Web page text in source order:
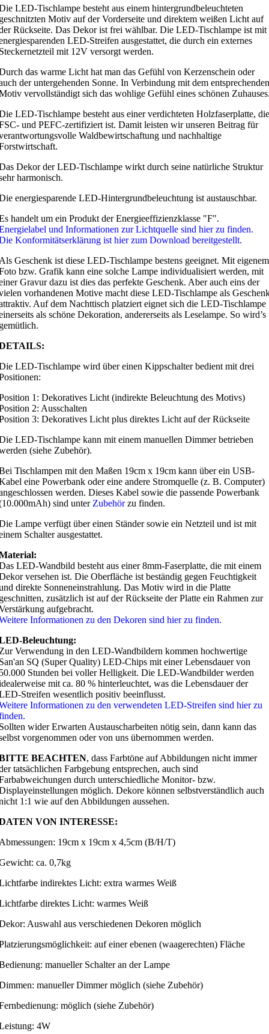
LED-Tischlampe besteht aus einem hintergrundbeleuchteten
Motiv auf der Vorderseite und direktem weißen Licht auf
Rückseite. Das Dekor ist frei wählbar. Die LED-Tischlampe ist mit
LED-Streifen ausgestattet, die durch ein externes
mit 12V versorgt werden.
das warme Licht hat man das Gefühl von Kerzenschein oder
der untergehenden Sonne. In Verbindung mit dem entsprechenden
vervollständigt sich das wohlige Gefühl eines schönen
LED-Tischlampe besteht aus einer verdichteten Holzfaserplatte, die
und PEFC-zertifiziert ist. Damit leisten wir unseren Beitrag für
Waldbewirtschaftung und nachhaltige
Dekor der LED-Tischlampe wirkt durch seine natürliche Struktur
harmonisch.
energiesparende LED-Hintergrundbeleuchtung ist austauschbar.
handelt um ein Produkt der Energieeffizienzklasse "F".
und Informationen zur Lichtquelle sind hier zu finden.
Konformitätserklärung ist hier zum Download bereitgestellt.
Geschenk ist diese LED-Tischlampe bestens geeignet. Mit eigenem
bzw. Grafik kann eine solche Lampe individualisiert werden, mit
Gravur dazu ist dies das perfekte Geschenk. Aber auch eins der
vorhandenen Motive macht diese LED-Tischlampe als
Auf dem Nachttisch platziert eignet sich die LED-Tischlampe
als schöne Dekoration, andererseits als Leselampe. So wird’s
LED-Tischlampe wird über einen Kippschalter bedient mit drei
1: Dekoratives Licht (indirekte Beleuchtung des Motivs)
2: Ausschalten
3: Dekoratives Licht plus direktes Licht auf der Rückseite
LED-Tischlampe kann mit einem manuellen Dimmer betrieben
(siehe Zubehör).
Tischlampen mit den Maßen 19cm x 19cm kann über ein USB-
eine Powerbank oder eine andere Stromquelle (z. B. Computer)
werden. Dieses Kabel sowie die passende Powerbank
sind unter Zubehörzu finden.
Lampe verfügt über einen Ständer sowie ein Netzteil und ist mit
Schalter ausgestattet.
LED-Wandbild besteht aus einer 8mm-Faserplatte, die mit einem
versehen ist. Die Oberfläche ist beständig gegen Feuchtigkeit
direkte Sonneneinstrahlung. Das Motiv wird in die Platte
zusätzlich ist auf der Rückseite der Platte ein Rahmen zur
aufgebracht.
Informationen zu den Dekoren sind hier zu finden.
Beleuchtung:
Verwendung in den LED-Wandbildern kommen hochwertige
SQ (Super Quality) LED-Chips mit einer Lebensdauer von
Stunden bei voller Helligkeit. Die LED-Wandbilder werden
mit ca. 80 % hinterleuchtet, was die Lebensdauer der
Streifen wesentlich positiv beeinflusst.
Informationen zu den verwendeten LED-Streifen sind hier zu
wider Erwarten Austauscharbeiten nötig sein, dann kann das
vorgenommen oder von uns übernommen werden.
BEACHTEN, dass Farbtöne auf Abbildungen nicht immer
tatsächlichen Farbgebung entsprechen, auch sind
durch unterschiedliche Monitor- bzw.
möglich. Dekore können selbstverständlich auch
1:1 wie auf den Abbildungen aussehen.
VON INTERESSE:
19cm x 19cm x 4,5cm (B/H/T)
ca. 0,7kg
indirektes Licht: extra warmes Weiß
direktes Licht: warmes Weiß
Auswahl aus verschiedenen Dekoren möglich
auf einer ebenen (waagerechten) Fläche
manueller Schalter an der Lampe
manueller Dimmer möglich (siehe Zubehör)
möglich (siehe Zubehör)
4W